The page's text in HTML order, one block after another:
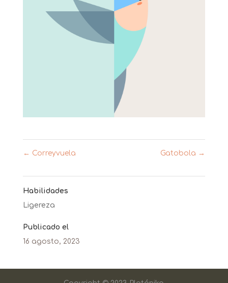
← Correyvuela Gatobola →
Habilidades
Ligereza
Publicado el
16 agosto, 2023